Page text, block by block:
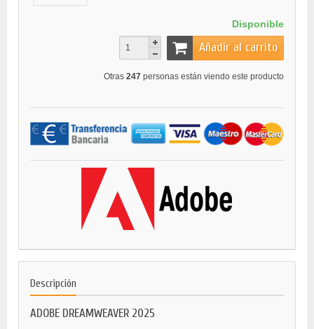
Disponible
Añadir al carrito
Otras 247 personas están viendo este producto
Descripción
ADOBE DREAMWEAVER 2025